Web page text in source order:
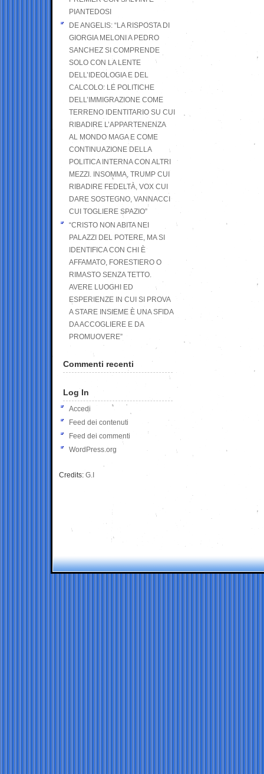
PIANTEDOSI
DE ANGELIS: “LA RISPOSTA DI
GIORGIA MELONI A PEDRO
SANCHEZ SI COMPRENDE
SOLO CON LA LENTE
DELL’IDEOLOGIA E DEL
CALCOLO: LE POLITICHE
DELL’IMMIGRAZIONE COME
TERRENO IDENTITARIO SU CUI
RIBADIRE L’APPARTENENZA
AL MONDO MAGA E COME
CONTINUAZIONE DELLA
POLITICA INTERNA CON ALTRI
MEZZI. INSOMMA, TRUMP CUI
RIBADIRE FEDELTÀ, VOX CUI
DARE SOSTEGNO, VANNACCI
CUI TOGLIERE SPAZIO”
“CRISTO NON ABITA NEI
PALAZZI DEL POTERE, MA SI
IDENTIFICA CON CHI È
AFFAMATO, FORESTIERO O
RIMASTO SENZA TETTO.
AVERE LUOGHI ED
ESPERIENZE IN CUI SI PROVA
A STARE INSIEME È UNA SFIDA
DA ACCOGLIERE E DA
PROMUOVERE”
Commenti recenti
Log In
Accedi
Feed dei contenuti
Feed dei commenti
WordPress.org
Credits: G.I